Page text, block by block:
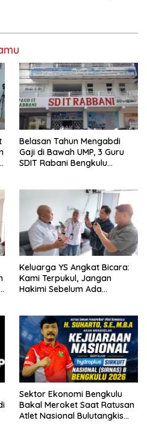
Belasan Tahun Mengabdi
Gaji di Bawah UMP, 3 Guru
SDIT Rabani Bengkulu
Keluarga YS Angkat Bicara:
Kami Terpukul, Jangan
Hakimi Sebelum Ada
Sektor Ekonomi Bengkulu
Bakal Meroket Saat Ratusan
Atlet Nasional Bulutangkis